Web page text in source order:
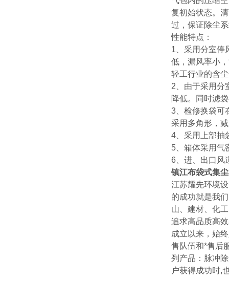
复初始状态。
过，保证除尘
性能特点：
1、采用分室停
低，漏风率小
轻工行业的含
2、由于采用分
降低。同时滤
3、检修换袋可
采用多角形，
4、采用上部抽
5、箱体采用气
6、进、出口风
镇江布袋式集
江苏耀先环境
的成功就是我
山、建材、化
追求高品质高
成立以来，始
售队伍和*售后
列产品：脉冲
户获得成功时,